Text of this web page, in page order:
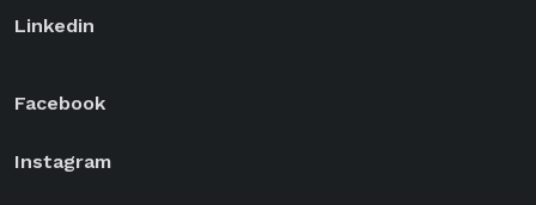
Linkedin
Facebook
Instagram